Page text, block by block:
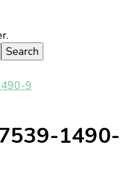
9
1490-